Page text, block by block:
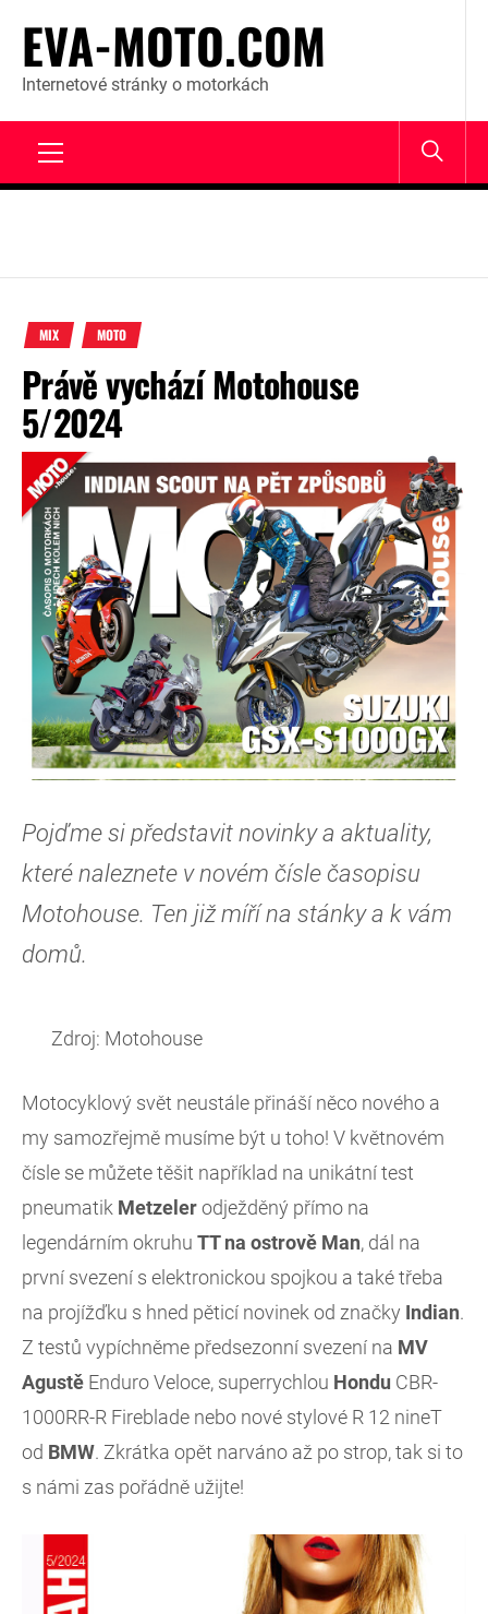
content
EVA-MOTO.COM
Internetové stránky o motorkách
MIX MOTO
Právě vychází Motohouse
5/2024
Pojďme si představit novinky a aktuality,
které naleznete v novém čísle časopisu
Motohouse. Ten již míří na stánky a k vám
domů.
Zdroj: Motohouse
Motocyklový svět neustále přináší něco nového a
my samozřejmě musíme být u toho! V květnovém
čísle se můžete těšit například na unikátní test
pneumatik Metzelerodježděný přímo na
legendárním okruhu TT na ostrově Man, dál na
první svezení s elektronickou spojkou a také třeba
na projížďku s hned pěticí novinek od značky Indian.
Z testů vypíchněme předsezonní svezení na MV
Agustě Enduro Veloce, superrychlou Hondu CBR-
1000RR-R Fireblade nebo nové stylové R 12 nineT
od BMW. Zkrátka opět narváno až po strop, tak si to
s námi zas pořádně užijte!